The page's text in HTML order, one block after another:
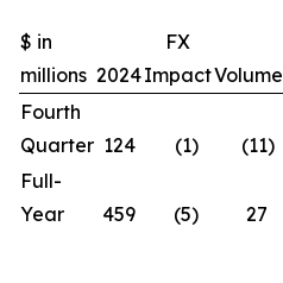
$ in
millions 2024
FX
ImpactVolume
Fourth
Quarter 124 (1) (11)
Full-
Year
459 (5) 27